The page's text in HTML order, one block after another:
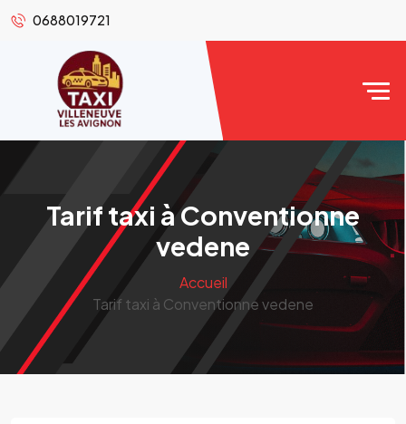
0688019721
Tarif taxi à Conventionne
vedene
Accueil
Tarif taxi à Conventionne vedene